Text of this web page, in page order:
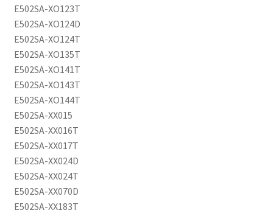
E502SA-XO123T
E502SA-XO124D
E502SA-XO124T
E502SA-XO135T
E502SA-XO141T
E502SA-XO143T
E502SA-XO144T
E502SA-XX015
E502SA-XX016T
E502SA-XX017T
E502SA-XX024D
E502SA-XX024T
E502SA-XX070D
E502SA-XX183T